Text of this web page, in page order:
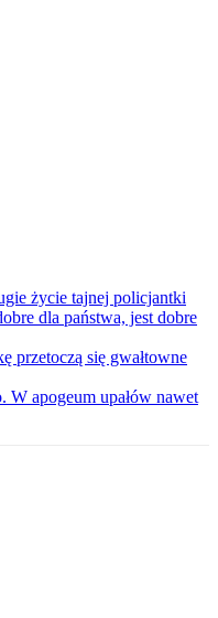
życie tajnej policjantki
dla państwa, jest dobre
przetoczą się gwałtowne
W apogeum upałów nawet